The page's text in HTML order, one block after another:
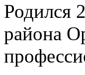
Родился
района